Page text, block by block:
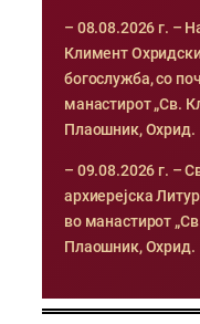
– 08.08.2026 г. –
Климент
богослужба, со
манастирот „Св.
Плаошник, Охрид.
– 09.08.2026 г. –
архиерејска
во манастирот
Плаошник, Охрид.